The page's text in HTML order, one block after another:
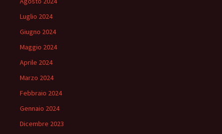
Luglio 2024
Giugno 2024
Maggio 2024
Aprile 2024
Marzo 2024
Febbraio 2024
Gennaio 2024
Dicembre 2023